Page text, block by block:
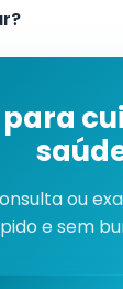
de
mínimo de
ou
e sem